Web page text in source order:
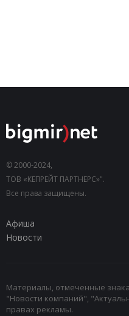
© 2000-2024,
ТОВ «КЕПРЕЙТ ПАРТНЕРС»".
Все права защищены.
Афиша
Новости
Материалы, отмеченные
"Новости компаний",
правах рекламы.